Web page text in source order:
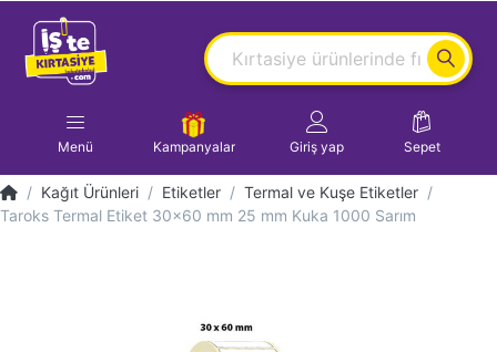
Menü Kampanyalar Giriş yap Sepet
Kağıt Ürünleri Etiketler
Termal ve Kuşe Etiketler
Taroks Termal Etiket 30x60 mm 25 mm Kuka 1000 Sarım